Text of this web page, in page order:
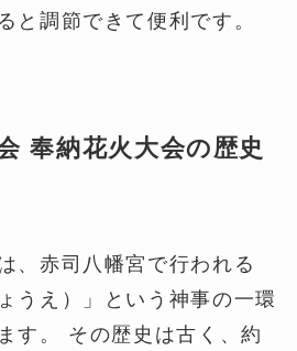
と調節できて便利です。
奉納花火大会の歴史
、赤司八幡宮で行われる
うえ）」という神事の一環
す。 その歴史は古く、約